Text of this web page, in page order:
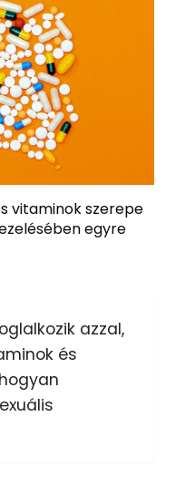
vitaminok szerepe
egyre
azzal,
és